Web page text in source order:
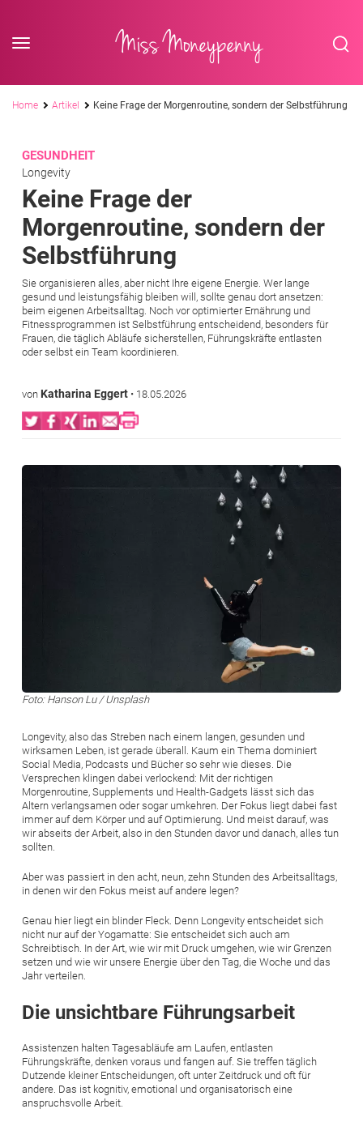
Miss Moneypenny
Pfadnavigation
Home Artikel Keine Frage der Morgenroutine, sondern der Selbstführung
GESUNDHEIT
Longevity
Keine Frage der
Morgenroutine, sondern der
Selbstführung
Sie organisieren alles, aber nicht Ihre eigene Energie. Wer lange
gesund und leistungsfähig bleiben will, sollte genau dort ansetzen:
beim eigenen Arbeitsalltag. Noch vor optimierter Ernährung und
Fitnessprogrammen ist Selbstführung entscheidend, besonders für
Frauen, die täglich Abläufe sicherstellen, Führungskräfte entlasten
oder selbst ein Team koordinieren.
von Katharina Eggert • 18.05.2026
Bild
Foto: Hanson Lu / Unsplash
Longevity, also das Streben nach einem langen, gesunden und
wirksamen Leben, ist gerade überall. Kaum ein Thema dominiert
Social Media, Podcasts und Bücher so sehr wie dieses. Die
Versprechen klingen dabei verlockend: Mit der richtigen
Morgenroutine, Supplements und Health-Gadgets lässt sich das
Altern verlangsamen oder sogar umkehren. Der Fokus liegt dabei fast
immer auf dem Körper und auf Optimierung. Und meist darauf, was
wir abseits der Arbeit, also in den Stunden davor und danach, alles tun
sollten.
Aber was passiert in den acht, neun, zehn Stunden des Arbeitsalltags,
in denen wir den Fokus meist auf andere legen?
Genau hier liegt ein blinder Fleck. Denn Longevity entscheidet sich
nicht nur auf der Yogamatte: Sie entscheidet sich auch am
Schreibtisch. In der Art, wie wir mit Druck umgehen, wie wir Grenzen
setzen und wie wir unsere Energie über den Tag, die Woche und das
Jahr verteilen.
Die unsichtbare Führungsarbeit
Assistenzen halten Tagesabläufe am Laufen, entlasten
Führungskräfte, denken voraus und fangen auf. Sie treffen täglich
Dutzende kleiner Entscheidungen, oft unter Zeitdruck und oft für
andere. Das ist kognitiv, emotional und organisatorisch eine
anspruchsvolle Arbeit.